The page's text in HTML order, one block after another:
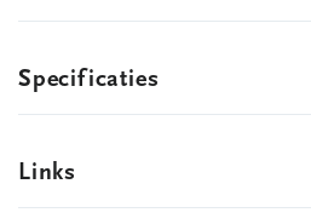
Specificaties
Links